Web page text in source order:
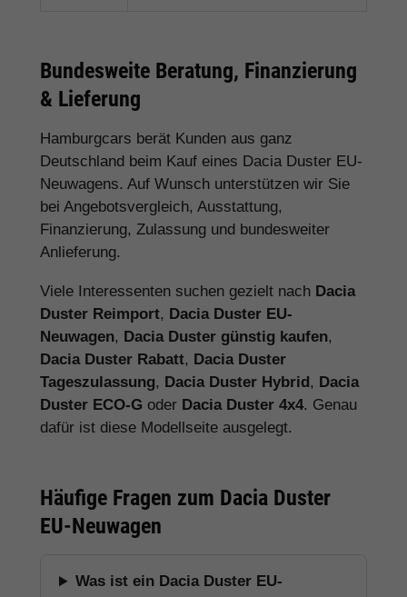
Bundesweite Beratung, Finanzierung
& Lieferung
Hamburgcars berät Kunden aus ganz
Deutschland beim Kauf eines Dacia Duster EU-
Neuwagens. Auf Wunsch unterstützen wir Sie
bei Angebotsvergleich, Ausstattung,
Finanzierung, Zulassung und bundesweiter
Anlieferung.
Viele Interessenten suchen gezielt nach Dacia
Duster Reimport, Dacia Duster EU-
Neuwagen, Dacia Duster günstig kaufen,
Dacia Duster Rabatt, Dacia Duster
Tageszulassung, Dacia Duster Hybrid , Dacia
Duster ECO-G oder Dacia Duster 4x4. Genau
dafür ist diese Modellseite ausgelegt.
Häufige Fragen zum Dacia Duster
EU-Neuwagen
Was ist ein Dacia Duster EU-